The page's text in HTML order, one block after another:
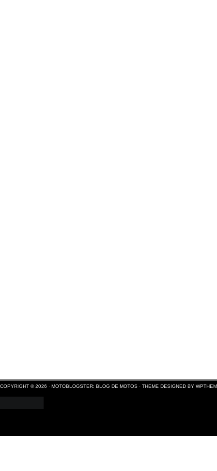
COPYRIGHT © 2026 · MOTOBLOGSTER: BLOG DE MOTOS · THEME DESIGNED BY